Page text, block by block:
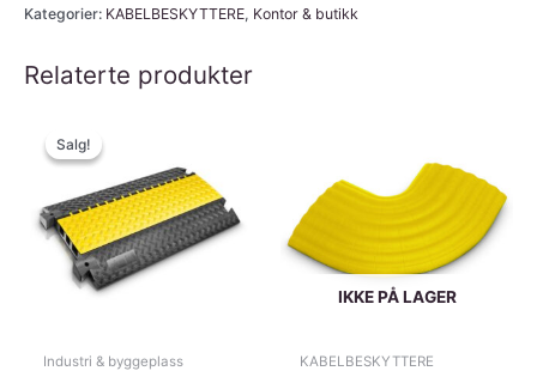
Kategorier: KABELBESKYTTERE, Kontor & butikk
Relaterte produkter
Salg!
Salg!
Industri & byggeplass
IKKE PÅ LAGER
KABELBESKYTTERE